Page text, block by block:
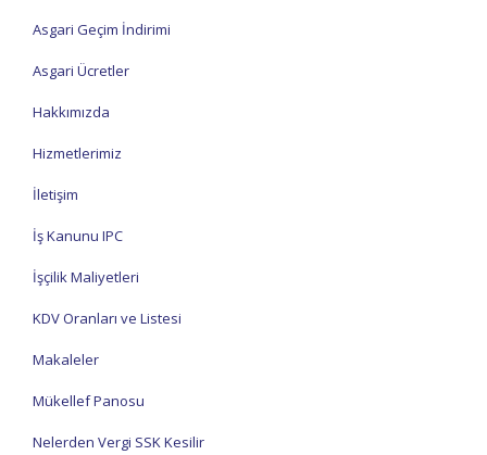
Asgari Geçim İndirimi
Asgari Ücretler
Hakkımızda
Hizmetlerimiz
İletişim
İş Kanunu IPC
İşçilik Maliyetleri
KDV Oranları ve Listesi
Makaleler
Mükellef Panosu
Nelerden Vergi SSK Kesilir